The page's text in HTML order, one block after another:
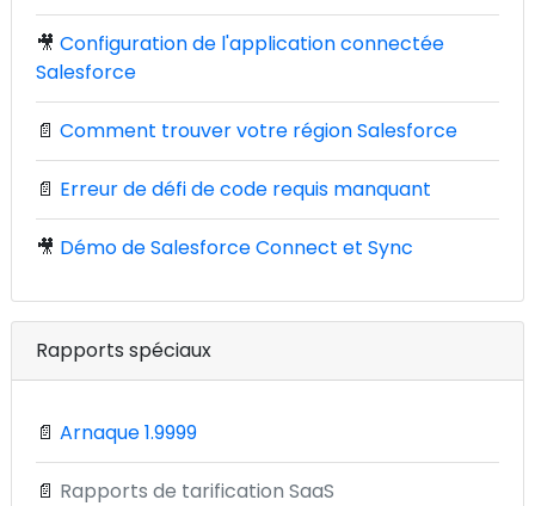
🎥 Configuration de l'application connectée
Salesforce
📄 Comment trouver votre région Salesforce
📄 Erreur de défi de code requis manquant
🎥 Démo de Salesforce Connect et Sync
Rapports spéciaux
📄 Arnaque 1.9999
📄 Rapports de tarification SaaS